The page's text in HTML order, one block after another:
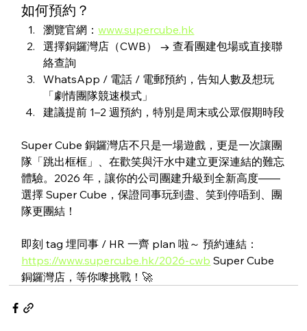
如何預約？
瀏覽官網：www.supercube.hk
選擇銅鑼灣店（CWB） → 查看團建包場或直接聯
絡查詢
WhatsApp / 電話 / 電郵預約，告知人數及想玩
「劇情團隊競速模式」
建議提前 1–2 週預約，特別是周末或公眾假期時段
Super Cube 銅鑼灣店不只是一場遊戲，更是一次讓團
隊「跳出框框」、在歡笑與汗水中建立更深連結的難忘
體驗。2026 年，讓你的公司團建升級到全新高度——
選擇 Super Cube，保證同事玩到盡、笑到停唔到、團
隊更團結！
即刻 tag 埋同事 / HR 一齊 plan 啦～ 預約連結：
https://www.supercube.hk/2026-cwb Super Cube
銅鑼灣店，等你嚟挑戰！🚀